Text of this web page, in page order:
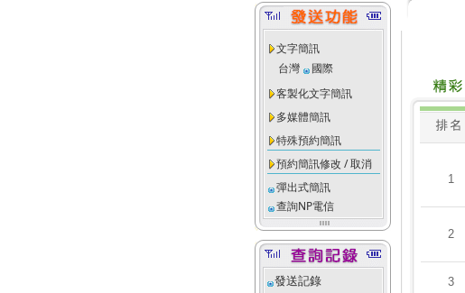
文字簡訊
台灣
國際
客製化文字簡訊
多媒體簡訊
特殊預約簡訊
預約簡訊修改 / 取消
彈出式簡訊
查詢NP電信
發送記錄
1
2
3